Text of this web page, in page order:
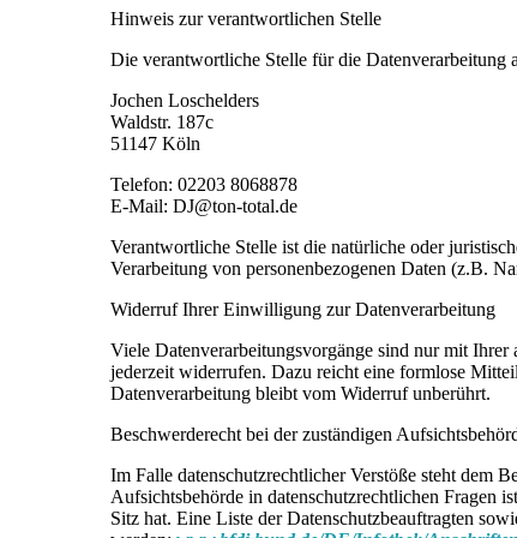
Hinweis zur verantwortlichen Stelle
Die verantwortliche Stelle für die Datenverarbeitung
Jochen Loschelders
Waldstr. 187c
51147 Köln
Telefon: 02203 8068878
E-Mail: DJ@ton-total.de
Verantwortliche Stelle ist die natürliche oder
Verarbeitung von personenbezogenen Daten (z.B.
Widerruf Ihrer Einwilligung zur Datenverarbeitung
Viele Datenverarbeitungsvorgänge sind nur mit
jederzeit widerrufen. Dazu reicht eine formlose
Datenverarbeitung bleibt vom Widerruf unberührt.
Beschwerderecht bei der zuständigen
Im Falle datenschutzrechtlicher Verstöße steht dem
Aufsichtsbehörde in datenschutzrechtlichen Fragen
Sitz hat. Eine Liste der Datenschutzbeauftragten